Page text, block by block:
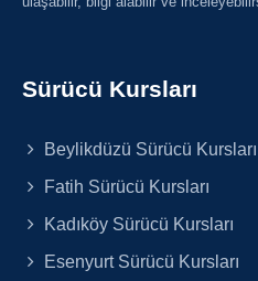
Sürücü Kursları
Beylikdüzü Sürücü Kursları
Fatih Sürücü Kursları
Kadıköy Sürücü Kursları
Esenyurt Sürücü Kursları